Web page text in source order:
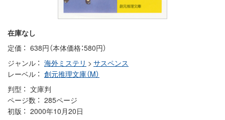
在庫なし
定価
638円（本体価格：580円）
ジャンル
海外ミステリ > サスペンス
レーベル
創元推理文庫（M）
判型
文庫判
ページ数
285ページ
初版
2000年10月20日